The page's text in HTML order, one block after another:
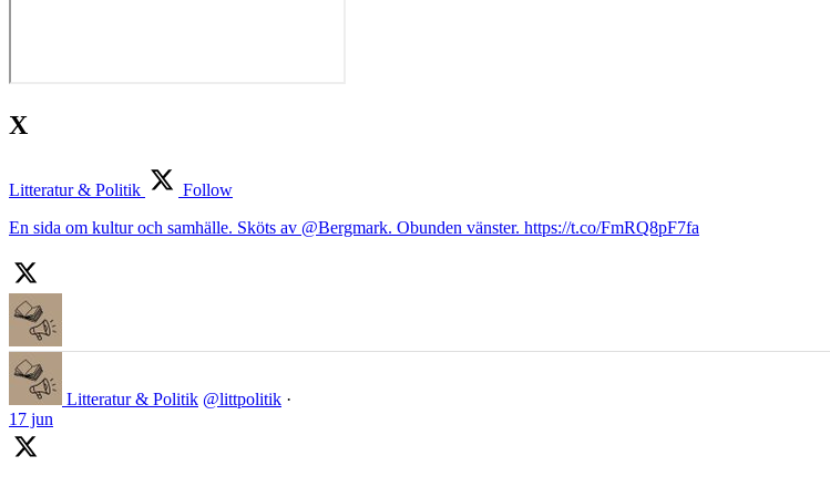
X
Litteratur & Politik
Follow
En sida om kultur och samhälle. Sköts av @Bergmark. Obunden vänster. https://t.co/FmRQ8pF7fa
Litteratur & Politik @littpolitik ·
17 jun